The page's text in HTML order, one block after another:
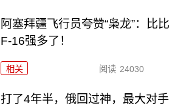
阿塞拜疆飞行员夸赞“枭龙”：比比
F-16强多了！
相关 阅读 24030
打了4年半，俄回过神，最大对手